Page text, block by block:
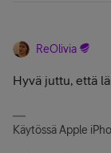
ReOlivia
Hyvä juttu, että
Käytössä Apple